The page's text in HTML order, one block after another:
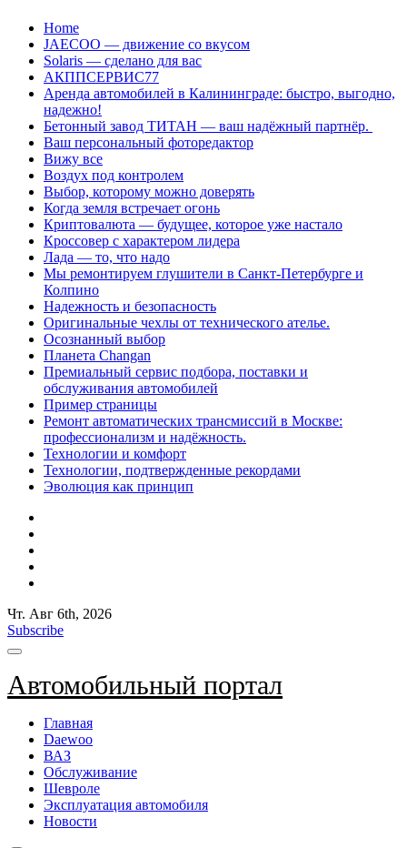
Перейти
содержанию
Home
JAECOO — движение со вкусом
Solaris — сделано для вас
АКППСЕРВИС77
Аренда автомобилей в Калининграде: быстро, выгодно,
надежно!
Бетонный завод ТИТАН — ваш надёжный партнёр.
Ваш персональный фоторедактор
Вижу все
Воздух под контролем
Выбор, которому можно доверять
Когда земля встречает огонь
Криптовалюта — будущее, которое уже настало
Кроссовер с характером лидера
Лада — то, что надо
Мы ремонтируем глушители в Санкт-Петербурге и
Колпино
Надежность и безопасность
Оригинальные чехлы от технического ателье.
Осознанный выбор
Планета Changan
Премиальный сервис подбора, поставки и
обслуживания автомобилей
Пример страницы
Ремонт автоматических трансмиссий в Москве:
профессионализм и надёжность.
Технологии и комфорт
Технологии, подтвержденные рекордами
Эволюция как принцип
Чт. Авг 6th, 2026
Subscribe
Автомобильный портал
Главная
Daewoo
ВАЗ
Обслуживание
Шевроле
Эксплуатация автомобиля
Новости